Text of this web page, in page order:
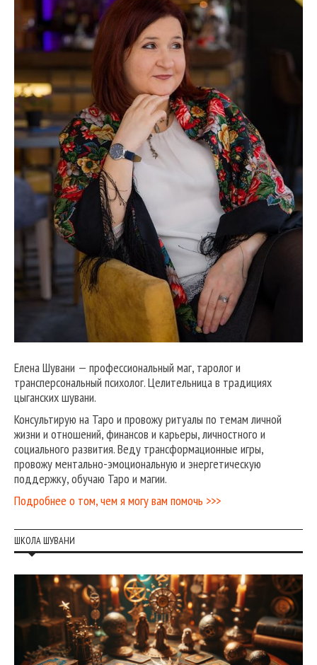
Елена Шувани — профессиональный маг, таролог и
трансперсональный психолог. Целительница в традициях
цыганских шувани.
Консультирую на Таро и провожу ритуалы по темам личной
жизни и отношений, финансов и карьеры, личностного и
социального развития. Веду трансформационные игры,
провожу ментально-эмоциональную и энергетическую
поддержку, обучаю Таро и магии.
Подробнее о том, чем я могу вам помочь >>>
ШКОЛА ШУВАНИ